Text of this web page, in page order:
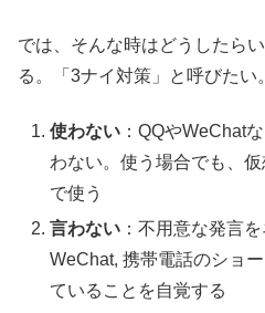
では、そんな時はどうしたら
る。「3ナイ対策」と呼びたい。
使わない ：QQやWeChat
わない。使う場合でも、
で使う
言わない ：不用意な発言
WeChat, 携帯電話のショ
ていることを自覚する